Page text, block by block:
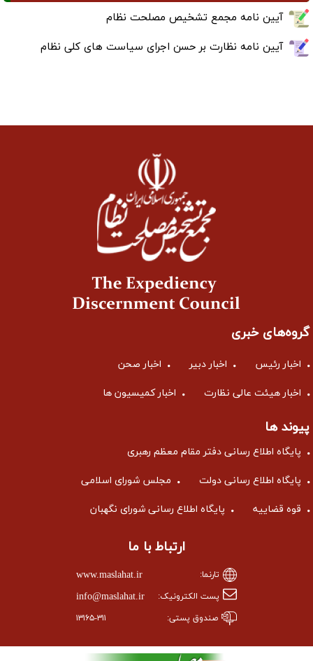
آیین نامه مجمع تشخیص مصلحت نظام
آیین نامه نظارت بر حسن اجرای سیاست های کلی نظام
گروه‌های خبری
اخبار رئیس اخبار دبیر اخبار صحن
اخبار هیئت عالی نظارت اخبار کمیسیون ها
پیوند ها
پایگاه اطلاع رسانی دفتر مقام معظم رهبری
پایگاه اطلاع رسانی دولت مجلس شورای اسلامی
قوه قضاییه پایگاه اطلاع رسانی شورای نگهبان
ارتباط با ما
تارنما: www.maslahat.ir
پست الکترونیک: info@maslahat.ir
صندوق پستی: ۱۳۱۶۵-۳۱۱